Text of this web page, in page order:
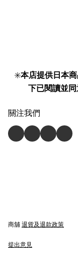
✳️本店提供日本
下已閱讀並
關注我們
商舖 退貨及退款政策
提出意見